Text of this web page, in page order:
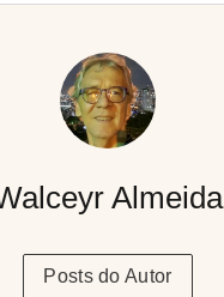
Almeida
Posts do Autor